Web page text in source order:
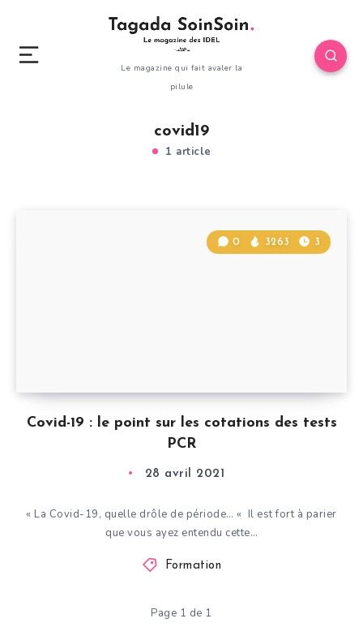
Le magazine qui fait avaler la
pilule
covid19
1 article
Covid-19 : le point sur les cotations des tests
PCR
0 3263 3
28 avril 2021
« La Covid-19, quelle drôle de période… « Il est fort à parier
que vous ayez entendu cette…
Formation
Page 1 de 1